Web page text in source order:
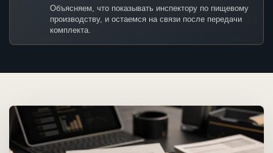
Объясняем, что показывать инспектору по пищевому
производству, и остаемся на связи после передачи
комплекта.